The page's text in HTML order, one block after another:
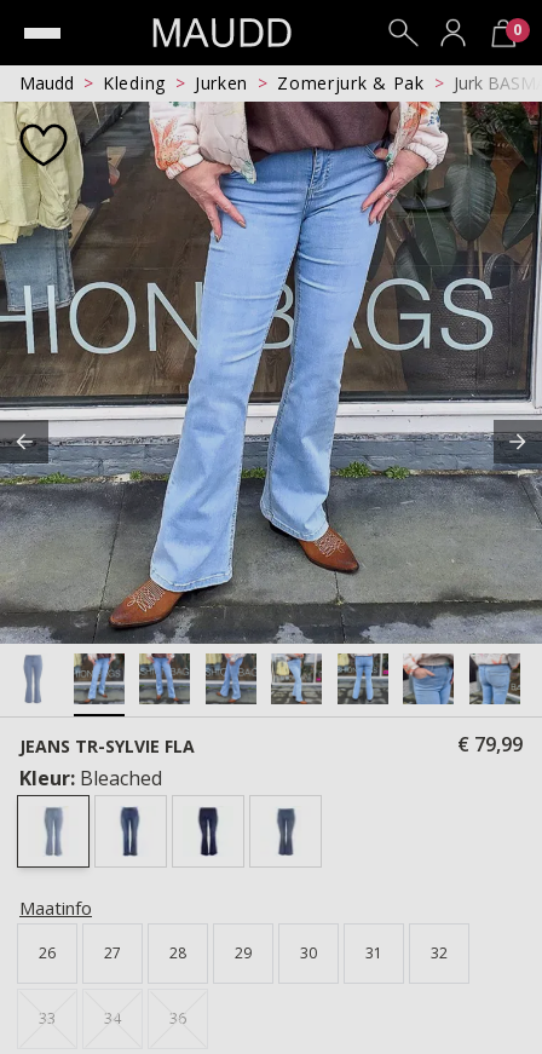
0
Maudd Kleding Jurken Zomerjurk & Pak Jurk
JEANS TR-SYLVIE FLA
€ 79,99
Kleur: Bleached
Maatinfo
26 27 28 29 30 31 32
33 34 36